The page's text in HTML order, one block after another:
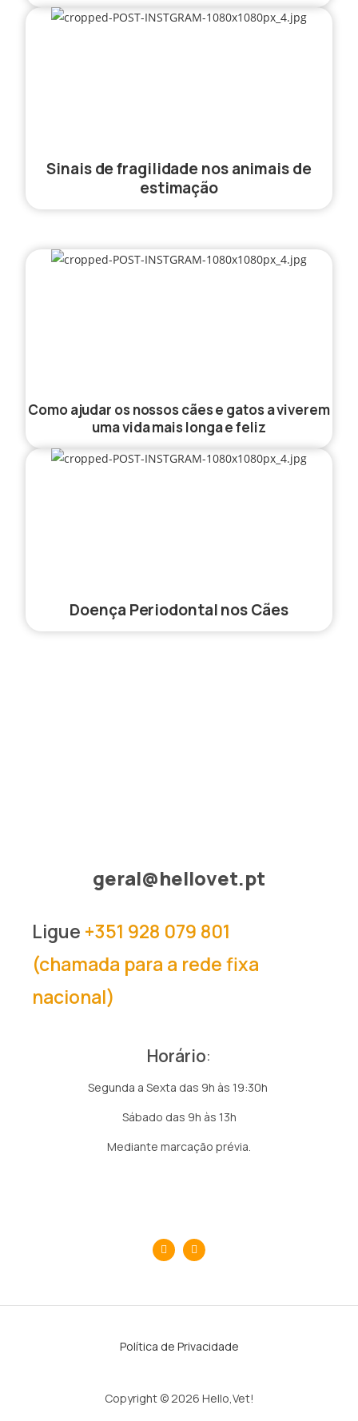
Sinais de fragilidade nos animais de
estimação
Como ajudar os nossos cães e gatos a viverem
uma vida mais longa e feliz
Doença Periodontal nos Cães
geral@hellovet.pt
Ligue +351 928 079 801
(chamada para a rede fixa
nacional)
Horário:
Segunda a Sexta das 9h às 19:30h
Sábado das 9h às 13h
Mediante marcação prévia.
Política de Privacidade
Copyright © 2026 Hello,Vet!